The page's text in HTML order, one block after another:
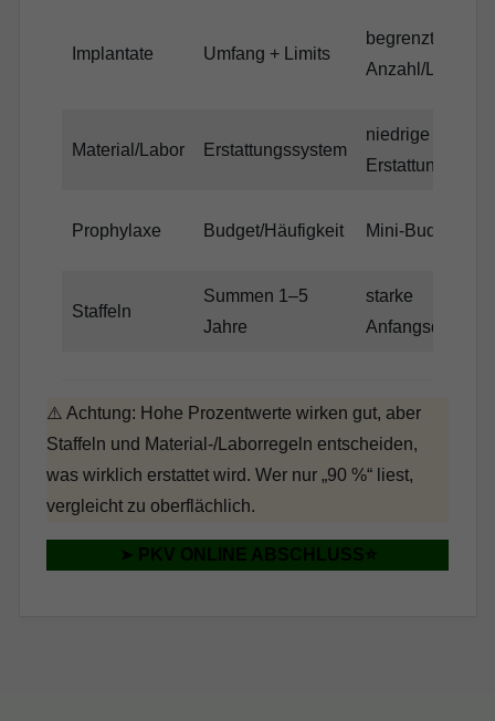
Implantate Umfang + Limits
begrenzte
Anzahl/Limit
Material/Labor Erstattungssystem
niedrige
Erstattung
Prophylaxe Budget/Häufigkeit Mini-Budget
Staffeln
Summen 1–5
Jahre
starke
Anfangsdeckel
⚠️ Achtung: Hohe Prozentwerte wirken gut, aber
Staffeln und Material-/Laborregeln entscheiden,
was wirklich erstattet wird. Wer nur „90 %“ liest,
vergleicht zu oberflächlich.
➤ PKV ONLINE ABSCHLUSS⭐